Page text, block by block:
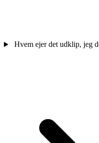
Hvem ejer det udklip, jeg